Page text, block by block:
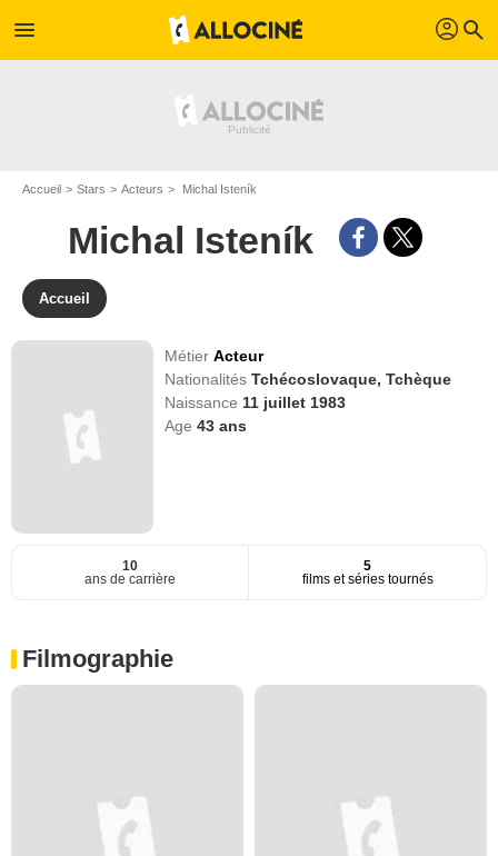
menu profil search
Accueil Stars Acteurs Michal Isteník
Michal Isteník
Accueil
MétierActeur
NationalitésTchécoslovaque, Tchèque
Naissance 11 juillet 1983
Age43 ans
10
ans de carrière
5
films et séries tournés
Filmographie